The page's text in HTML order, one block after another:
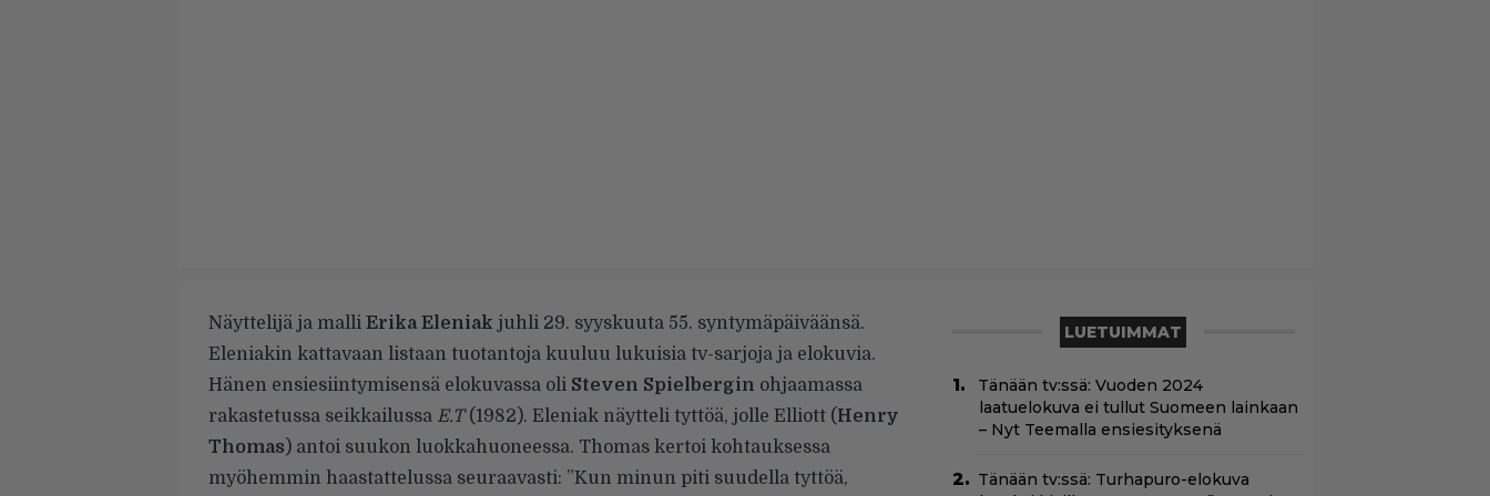
Näyttelijä ja malli Erika Eleniak juhli 29. syyskuuta 55. syntymäpäiväänsä.
Eleniakin kattavaan listaan tuotantoja kuuluu lukuisia tv-sarjoja ja elokuvia.
Hänen ensiesiintymisensä elokuvassa oli Steven Spielbergin ohjaamassa
rakastetussa seikkailussa E.T(1982). Eleniak näytteli tyttöä, jolle Elliott (Henry
Thomas) antoi suukon luokkahuoneessa. Thomas kertoi kohtauksessa
myöhemmin haastattelussa seuraavasti: ”Kun minun piti suudella tyttöä,
LUETUIMMAT
Tänään tv:ssä: Vuoden 2024
laatuelokuva ei tullut Suomeen lainkaan
– Nyt Teemalla ensiesityksenä
Tänään tv:ssä: Turhapuro-elokuva